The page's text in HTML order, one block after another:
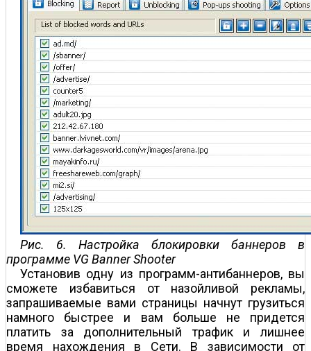
Рис. 6. Настройка блокировки баннеров в
программе VG Banner Shooter
Установив одну из программ-антибаннеров, вы
сможете избавиться от назойливой рекламы,
запрашиваемые вами страницы начнут грузиться
намного быстрее и вам больше не придется
платить за дополнительный трафик и лишнее
время нахождения в Сети. В зависимости от